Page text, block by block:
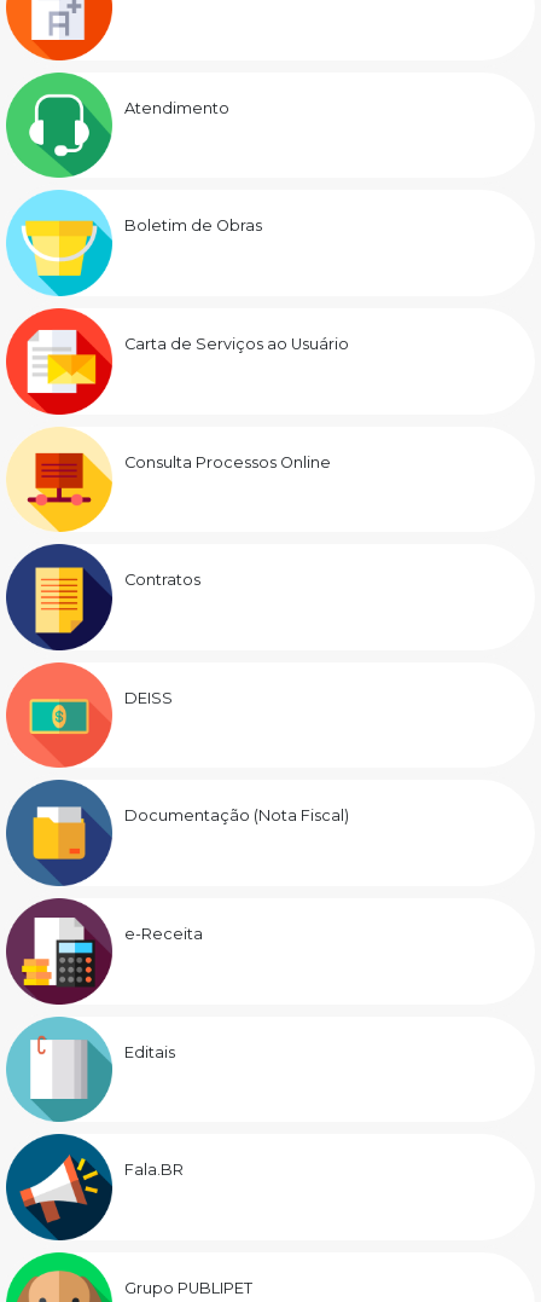
Atendimento
Boletim de Obras
Carta de Serviços ao Usuário
Consulta Processos Online
Contratos
DEISS
Documentação (Nota Fiscal)
e-Receita
Editais
Fala.BR
Grupo PUBLIPET